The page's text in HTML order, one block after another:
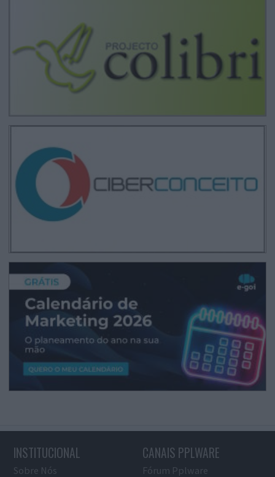
INSTITUCIONAL
Sobre Nós
CANAIS PPLWARE
Fórum Pplware